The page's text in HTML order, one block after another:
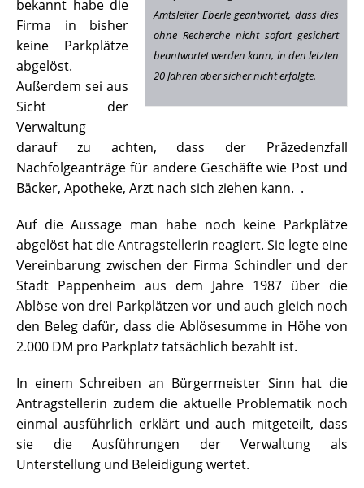
Amtsleiter Eberle geantwortet, dass dies
ohne Recherche nicht sofort gesichert
beantwortet werden kann, in den letzten
20 Jahren aber sicher nicht erfolgte.
bekannt habe die
Firma in bisher
keine Parkplätze
abgelöst.
Außerdem sei aus
Sicht der
Verwaltung
darauf zu achten, dass der Präzedenzfall
Nachfolgeanträge für andere Geschäfte wie Post und
Bäcker, Apotheke, Arzt nach sich ziehen kann. .
Auf die Aussage man habe noch keine Parkplätze
abgelöst hat die Antragstellerin reagiert. Sie legte eine
Vereinbarung zwischen der Firma Schindler und der
Stadt Pappenheim aus dem Jahre 1987 über die
Ablöse von drei Parkplätzen vor und auch gleich noch
den Beleg dafür, dass die Ablösesumme in Höhe von
2.000 DM pro Parkplatz tatsächlich bezahlt ist.
In einem Schreiben an Bürgermeister Sinn hat die
Antragstellerin zudem die aktuelle Problematik noch
einmal ausführlich erklärt und auch mitgeteilt, dass
sie die Ausführungen der Verwaltung als
Unterstellung und Beleidigung wertet.